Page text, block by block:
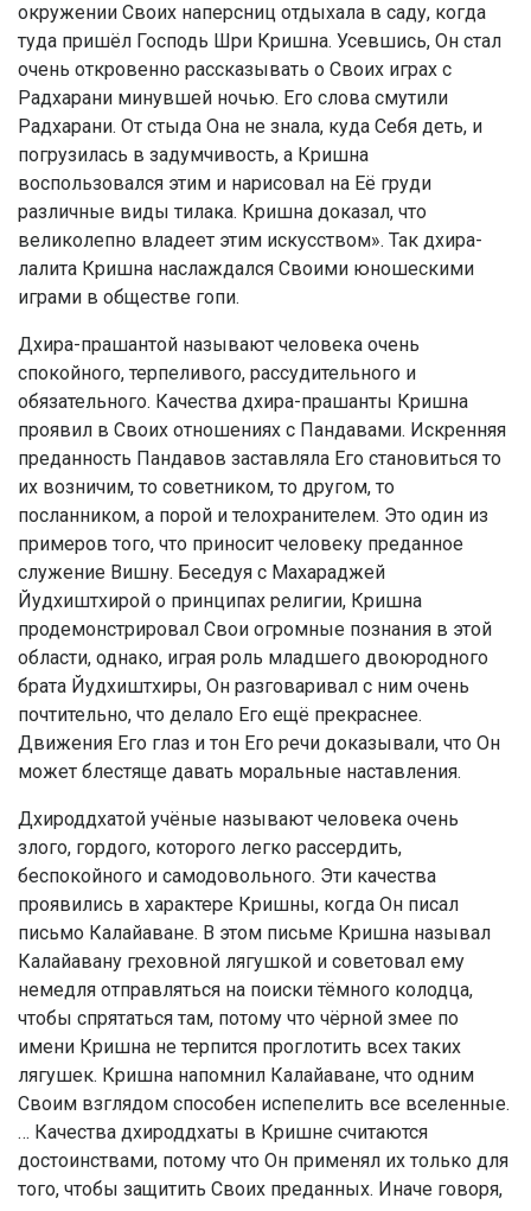
окружении Своих наперсниц отдыхала в саду, когда
туда пришёл Господь Шри Кришна. Усевшись, Он стал
очень откровенно рассказывать о Своих играх с
Радхарани минувшей ночью. Его слова смутили
Радхарани. От стыда Она не знала, куда Себя деть, и
погрузилась в задумчивость, а Кришна
воспользовался этим и нарисовал на Её груди
различные виды тилака. Кришна доказал, что
великолепно владеет этим искусством». Так дхира-
лалита Кришна наслаждался Своими юношескими
играми в обществе гопи.
Дхира-прашантой называют человека очень
спокойного, терпеливого, рассудительного и
обязательного. Качества дхира-прашанты Кришна
проявил в Своих отношениях с Пандавами. Искренняя
преданность Пандавов заставляла Его становиться то
их возничим, то советником, то другом, то
посланником, а порой и телохранителем. Это один из
примеров того, что приносит человеку преданное
служение Вишну. Беседуя с Махараджей
Йудхиштхирой о принципах религии, Кришна
продемонстрировал Свои огромные познания в этой
области, однако, играя роль младшего двоюродного
брата Йудхиштхиры, Он разговаривал с ним очень
почтительно, что делало Его ещё прекраснее.
Движения Его глаз и тон Его речи доказывали, что Он
может блестяще давать моральные наставления.
Дхироддхатой учёные называют человека очень
злого, гордого, которого легко рассердить,
беспокойного и самодовольного. Эти качества
проявились в характере Кришны, когда Он писал
письмо Калайаване. В этом письме Кришна называл
Калайавану греховной лягушкой и советовал ему
немедля отправляться на поиски тёмного колодца,
чтобы спрятаться там, потому что чёрной змее по
имени Кришна не терпится проглотить всех таких
лягушек. Кришна напомнил Калайаване, что одним
Своим взглядом способен испепелить все вселенные.
… Качества дхироддхаты в Кришне считаются
достоинствами, потому что Он применял их только для
того, чтобы защитить Своих преданных. Иначе говоря,